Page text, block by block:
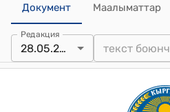
Документ Маалыматтар
Редакция
28.05.2026